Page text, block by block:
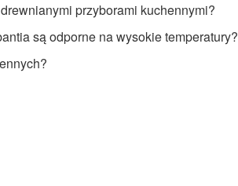
przyborami kuchennymi?
są odporne na wysokie temperatury?